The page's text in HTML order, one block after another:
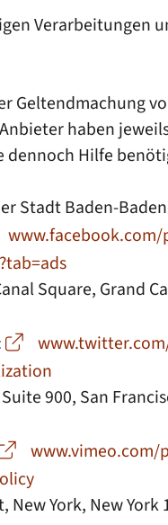
Verarbeitungen
Geltendmachung
haben
Hilfe
Stadt Baden-
Square, Grand
900, San
www.vimeo.com/
York, New York